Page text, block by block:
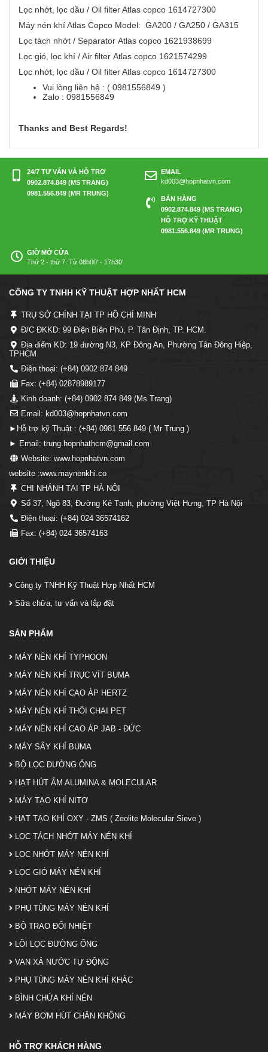
Lọc nhớt, lọc dầu / Oil filter Atlas copco 1614727300
Máy nén khí Atlas Copco Model: GA200 / GA250 / GA315
Lọc tách nhớt / Separator Atlas copco 1621938699
Lọc gió, lọc khí / Air filter Atlas copco 1621574299
Lọc nhớt, lọc dầu / Oil filter Atlas copco 1614727300
Vui lòng liên hệ : ( 0981556849 )
Zalo : 0981556849
Thanks and Best Regards!
24/7 TƯ VẤN VÀ HỖ TRỢ
0902.874.849 (MS TRANG)
0981.556.849 (MR TRUNG)
EMAIL
kd003@hopnhatvn.com
BÁN HÀNG
0902.874.849 (MS TRANG)
HỖ TRỢ KỸ THUẬT
0981.556.849 (MR TRUNG)
GIỜ MỞ CỬA
Thứ 2 - thứ 7: Từ 08h00' - 17h30'
CÔNG TY TNHH KỸ THUẬT HỢP NHẤT HCM
TRỤ SỞ CHÍNH TẠI TP HỒ CHÍ MINH
Đ/C ĐKKD: 99 Điện Biên Phủ, P. Tân Định, TP. HCM.
Địa điểm KD: 19 đường N3, KP Đông An, Phường Tân Đông Hiệp,
TPHCM
Điện thoại: (+84) 0902 874 849
Fax: (+84) 02878989177
Kinh doanh: (+84) 0902 874 849 (Ms Trang)
Email: kd003@hopnhatvn.com
►Hỗ trợ kỹ Thuật : (+84) 0981 556 849 ( Mr Trung )
► Email: trung.hopnhathcm@gmail.com
Website: www.hopnhatvn.com
website :www.maynenkhi.co
CHI NHÁNH TẠI TP HÀ NỘI
Số 37, Ngõ 83, Đường Kẻ Tạnh, phường Việt Hưng, TP Hà Nội
Điện thoại: (+84) 024 36574162
Fax: (+84) 024 36574163
GIỚI THIỆU
Công ty TNHH Kỹ Thuật Hợp Nhất HCM
Sữa chữa, tư vấn và lắp đặt
SẢN PHẨM
MÁY NÉN KHÍ TYPHOON
MÁY NÉN KHÍ TRỤC VÍT BUMA
MÁY NÉN KHÍ CAO ÁP HERTZ
MÁY NÉN KHÍ THỔI CHAI PET
MÁY NÉN KHÍ CAO ÁP JAB - ĐỨC
MÁY SẤY KHÍ BUMA
BỘ LỌC ĐƯỜNG ỐNG
HẠT HÚT ẨM ALUMINA & MOLECULAR
MÁY TẠO KHÍ NITƠ
HẠT TẠO KHÍ OXY - ZMS ( Zeolite Molecular Sieve )
LỌC TÁCH NHỚT MÁY NÉN KHÍ
LỌC NHỚT MÁY NÉN KHÍ
LỌC GIÓ MÁY NÉN KHÍ
NHỚT MÁY NÉN KHÍ
PHỤ TÙNG MÁY NÉN KHÍ
BỘ TRAO ĐỔI NHIỆT
LÕI LỌC ĐƯỜNG ỐNG
VAN XẢ NƯỚC TỰ ĐỘNG
PHỤ TÙNG MÁY NÉN KHÍ KHÁC
BÌNH CHỨA KHÍ NÉN
MÁY BƠM HÚT CHÂN KHÔNG
HỖ TRỢ KHÁCH HÀNG